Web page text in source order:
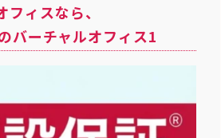
ィスなら、
バーチャルオフィス1